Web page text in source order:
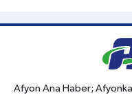
Afyon Ana Haber;